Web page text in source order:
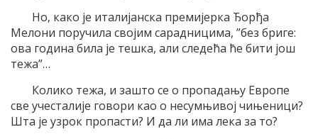
Но, како је италијанска премијерка Ђорђа
Мелони поручила својим сарадницима, ”без бриге:
ова година била је тешка, али следећа ће бити још
тежа”…
Колико тежа, и зашто се о пропадању Европе
све учесталије говори као о несумњивој чињеници?
Шта је узрок пропасти? И да ли има лека за то?